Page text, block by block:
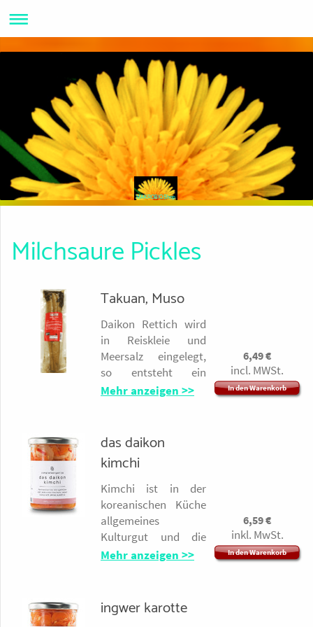
MAKROBIOShop
Milchsaure Pickles
6,49€
incl. MWSt.
In den Warenkorb
Takuan, Muso
Daikon Rettich wird
in Reiskleie und
Meersalz eingelegt,
so entsteht ein
pikanter, kräftiger
n ist Takuan beliebt
erhöhtem
Cholesterinwert und
zum Erstaunen Aller
essen ihn Kinder gern
- ganz besonders
nach
Kindergeburtstagen.
Terrasana, Leimuiden
Mehr anzeigen >>
6,59€
inkl. MwSt.
In den Warenkorb
das daikon
kimchi
Kimchi ist in der
koreanischen Küche
allgemeines
Kulturgut und die
Herstellung wird in
weitergereicht. Bei
der Fermentation
Mehr anzeigen >>
ingwer karotte